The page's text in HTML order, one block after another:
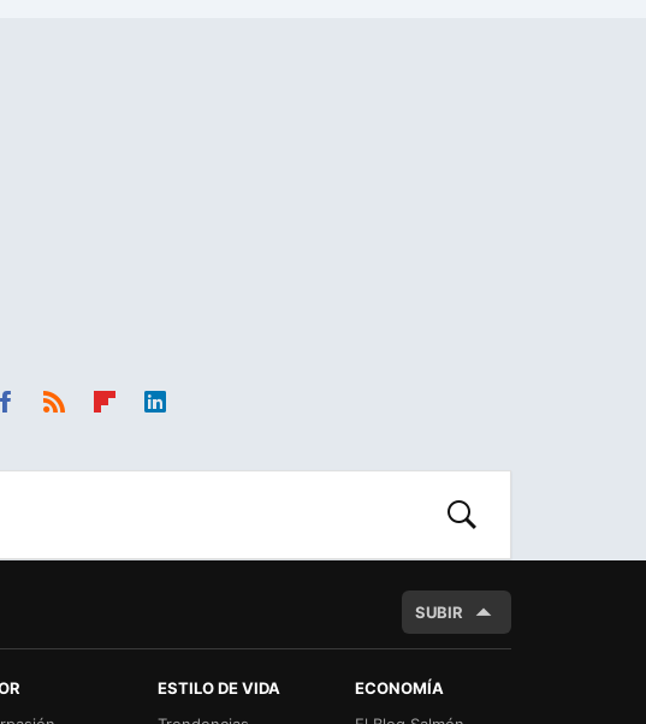
boa edIn
BUSCAR
SUBIR
ESTILO DE VIDA
ECONOMÍA